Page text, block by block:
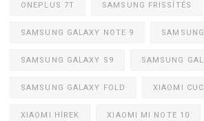
ONEPLUS 7T SAMSUNG FRISSÍTÉS
SAMSUNG GALAXY NOTE 9
SAMSUNG GALAXY S9 SAMSUNG
SAMSUNG GALAXY FOLD XIAOMI
XIAOMI HÍREK XIAOMI MI NOTE 10